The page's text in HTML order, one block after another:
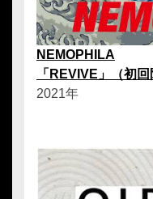
NEMOPHILA
「REVIVE」（初
2021年